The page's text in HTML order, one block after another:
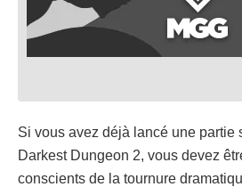
Si vous avez déjà lancé une partie
Darkest Dungeon 2, vous devez
conscients de la tournure